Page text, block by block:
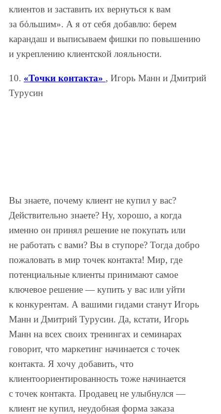
клиентов и заставить их вернуться к вам
за бόльшим». А я от себя добавлю: берем
карандаш и выписываем фишки по повышению
и укреплению клиентской лояльности.
10. «Точки контакта» , Игорь Манн и Дмитрий
Турусин
Вы знаете, почему клиент не купил у вас?
Действительно знаете? Ну, хорошо, а когда
именно он принял решение не покупать или
не работать с вами? Вы в ступоре? Тогда добро
пожаловать в мир точек контакта! Мир, где
потенциальные клиенты принимают самое
ключевое решение — купить у вас или уйти
к конкурентам. А вашими гидами станут Игорь
Манн и Дмитрий Турусин. Да, кстати, Игорь
Манн на всех своих тренингах и семинарах
говорит, что маркетинг начинается с точек
контакта. Я хочу добавить, что
клиентоориентированность тоже начинается
с точек контакта. Продавец не улыбнулся —
клиент не купил, неудобная форма заказа